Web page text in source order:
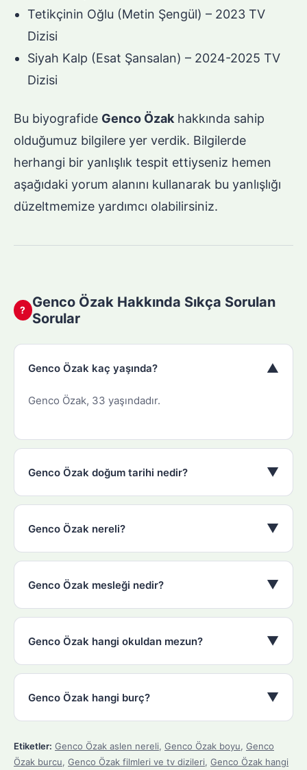
Tetikçinin Oğlu (Metin Şengül) – 2023 TV
Dizisi
Siyah Kalp (Esat Şansalan) – 2024-2025 TV
Dizisi
Bu biyografide Genco Özakhakkında sahip
olduğumuz bilgilere yer verdik. Bilgilerde
herhangi bir yanlışlık tespit ettiyseniz hemen
aşağıdaki yorum alanını kullanarak bu yanlışlığı
düzeltmemize yardımcı olabilirsiniz.
?
Genco Özak Hakkında Sıkça Sorulan
Sorular
Genco Özak kaç yaşında? ▼
Genco Özak, 33 yaşındadır.
Genco Özak doğum tarihi nedir? ▼
Genco Özak nereli? ▼
Genco Özak mesleği nedir? ▼
Genco Özak hangi okuldan mezun? ▼
Genco Özak hangi burç? ▼
Etiketler: Genco Özak aslen nereli, Genco Özak boyu, Genco
Özak burcu, Genco Özak filmleri ve tv dizileri, Genco Özak hangi